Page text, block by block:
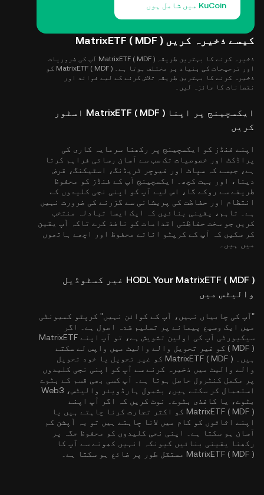
KuCoin میں شامل ہوں
کیسے ذخیرہ کریں MatrixETF ( MDF )
ذخیرہ کرنے کا بہترین طریقہ MatrixETF ( MDF ) آپ کی ضروریات
اور ترجیحات کی بنیاد پر مختلف ہوتا ہے۔ MatrixETF ( MDF ) کو
ذخیرہ کرنے کا بہترین طریقہ تلاش کرنے کے لیے فوائد اور
نقصانات کا جائزہ لیں۔
ایکسچینج پر اپنا MatrixETF ( MDF ) اسٹور
کریں
اپنے فنڈز کو ایکسچینج پر رکھنا سرمایہ کاری کی
پراڈکٹ اور خصوصیات تک سب سے آسان رسائی فراہم کرتا
ہے، جیسے کہ سپاٹ اور فیوچر ٹریڈنگ، اسٹیکنگ، قرض
دینا، اور بہت کچھ۔ ایکسچینج آپ کے فنڈز کو محفوظ
طریقے سے روکے گا، اس لیے آپ کو اپنی نجی کلیدوں کے
انتظام اور حفاظت کی پریشانی سے گزرنے کی ضرورت نہیں
ہے۔ تاہم، یقینی بنائیں کہ ایک ایسا تبادلہ منتخب
کریں جو سخت حفاظتی اقدامات کو نافذ کرے تاکہ آپ یقین
کر سکیں کہ آپ کے کرپٹو اثاثے محفوظ اور اچھے ہاتھوں
میں ہیں۔
HODL Your MatrixETF ( MDF ) غیر کسٹوڈیل
والیٹس میں
"آپ کی چابیاں نہیں، آپ کے کوائن نہیں" کرپٹو کمیونٹی
میں ایک وسیع پیمانے پر تسلیم شدہ اصول ہے۔ اگر
سیکیورٹی آپ کی اولین تشویش ہے، تو آپ اپنے MatrixETF
( MDF ) کو غیر تحویل والے والیٹ میں واپس لے سکتے
ہیں۔ MatrixETF ( MDF ) کو غیر تحویل یا خود تحویل
والے والیٹ میں ذخیرہ کرنے سے آپ کو اپنی نجی کلیدوں
پر مکمل کنٹرول حاصل ہوتا ہے۔ آپ کسی بھی قسم کے بٹوے
استعمال کر سکتے ہیں، بشمول ہارڈویئر والیٹس، Web3
بٹوے، یا کاغذی بٹوے۔ نوٹ کریں کہ اگر آپ اپنے
MatrixETF ( MDF ) کو اکثر تجارت کرنا چاہتے ہیں یا
اپنے اثاثوں کو کام میں لانا چاہتے ہیں تو یہ آپشن کم
آسان ہو سکتا ہے۔ اپنی نجی کلیدوں کو محفوظ جگہ پر
رکھنا یقینی بنائیں کیونکہ انہیں کھونے سے آپ کا
MatrixETF ( MDF ) مستقل طور پر ضائع ہو سکتا ہے۔